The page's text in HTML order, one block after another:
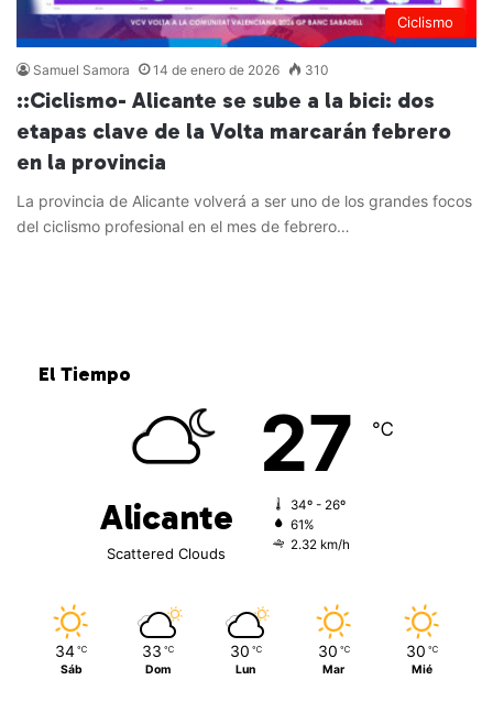
Ciclismo
Samuel Samora 14 de enero de 2026 310
::Ciclismo- Alicante se sube a la bici: dos
etapas clave de la Volta marcarán febrero
en la provincia
La provincia de Alicante volverá a ser uno de los grandes focos
del ciclismo profesional en el mes de febrero…
El Tiempo
Alicante
Scattered Clouds
27 ℃
34º - 26º
61%
2.32 km/h
34 ℃
Sáb
33 ℃
Dom
30 ℃
Lun
30 ℃
Mar
30 ℃
Mié